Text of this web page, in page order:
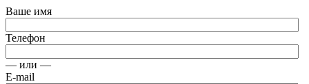
Ваше имя
Телефон
— или —
E-mail